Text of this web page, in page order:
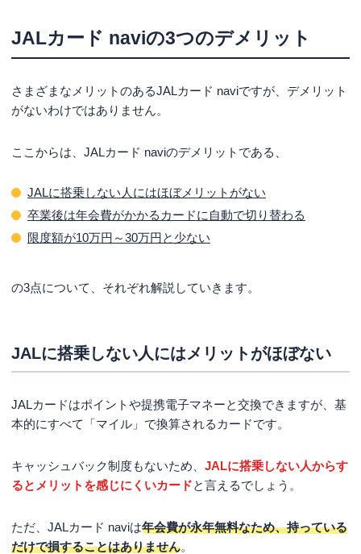
必要書類
カード・顔写真付きの住民基本台帳カ
ード・住民票の写し・各種健康保険証
JALカード naviの3つのデメリット
さまざまなメリットのあるJALカード naviですが、デメリット
がないわけではありません。
ここからは、JALカード naviのデメリットである、
JALに搭乗しない人にはほぼメリットがない
卒業後は年会費がかかるカードに自動で切り替わる
限度額が10万円～30万円と少ない
の3点について、それぞれ解説していきます。
JALに搭乗しない人にはメリットがほぼない
JALカードはポイントや提携電子マネーと交換できますが、基
本的にすべて「マイル」で換算されるカードです。
キャッシュバック制度もないため、 JALに搭乗しない人からす
るとメリットを感じにくいカードと言えるでしょう。
ただ、JALカード naviは年会費が永年無料なため、持っている
だけで損することはありません。